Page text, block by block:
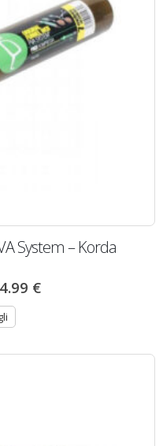
System – Korda
€